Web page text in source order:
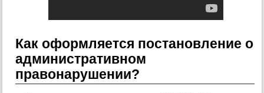
Как оформляется постановление о
административном
правонарушении?